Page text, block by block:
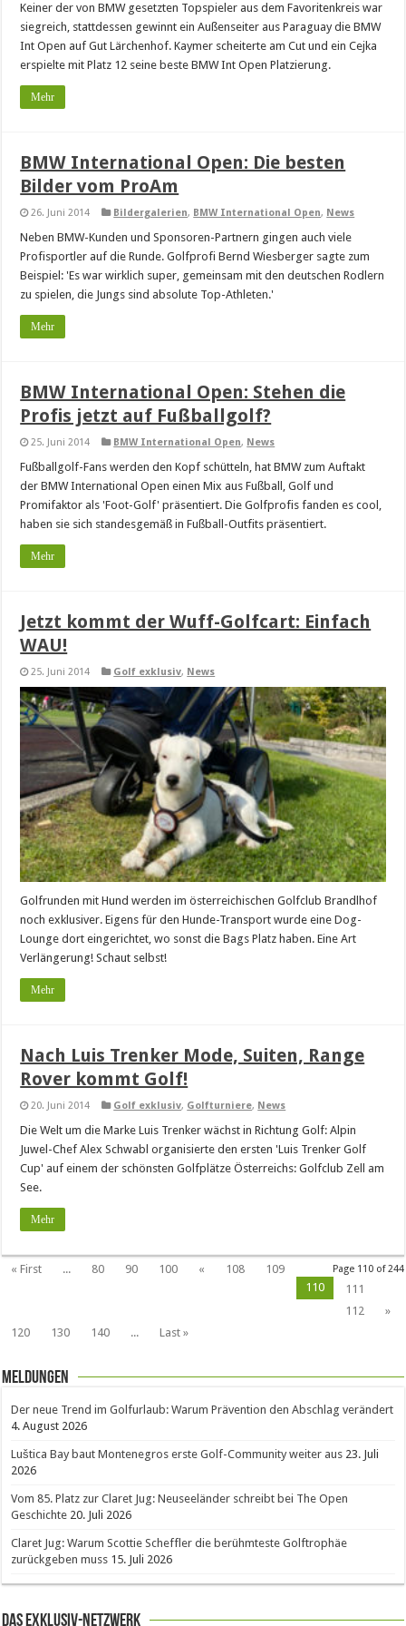
Keiner der von BMW gesetzten Topspieler aus dem Favoritenkreis war
siegreich, stattdessen gewinnt ein Außenseiter aus Paraguay die BMW
Int Open auf Gut Lärchenhof. Kaymer scheiterte am Cut und ein Cejka
erspielte mit Platz 12 seine beste BMW Int Open Platzierung.
Mehr
BMW International Open: Die besten
Bilder vom ProAm
26. Juni 2014 Bildergalerien, BMW International Open, News
Neben BMW-Kunden und Sponsoren-Partnern gingen auch viele
Profisportler auf die Runde. Golfprofi Bernd Wiesberger sagte zum
Beispiel: 'Es war wirklich super, gemeinsam mit den deutschen Rodlern
zu spielen, die Jungs sind absolute Top-Athleten.'
Mehr
BMW International Open: Stehen die
Profis jetzt auf Fußballgolf?
25. Juni 2014 BMW International Open, News
Fußballgolf-Fans werden den Kopf schütteln, hat BMW zum Auftakt
der BMW International Open einen Mix aus Fußball, Golf und
Promifaktor als 'Foot-Golf' präsentiert. Die Golfprofis fanden es cool,
haben sie sich standesgemäß in Fußball-Outfits präsentiert.
Mehr
Jetzt kommt der Wuff-Golfcart: Einfach
WAU!
25. Juni 2014 Golf exklusiv, News
Golfrunden mit Hund werden im österreichischen Golfclub Brandlhof
noch exklusiver. Eigens für den Hunde-Transport wurde eine Dog-
Lounge dort eingerichtet, wo sonst die Bags Platz haben. Eine Art
Verlängerung! Schaut selbst!
Mehr
Nach Luis Trenker Mode, Suiten, Range
Rover kommt Golf!
20. Juni 2014 Golf exklusiv, Golfturniere, News
Die Welt um die Marke Luis Trenker wächst in Richtung Golf: Alpin
Juwel-Chef Alex Schwabl organisierte den ersten 'Luis Trenker Golf
Cup' auf einem der schönsten Golfplätze Österreichs: Golfclub Zell am
See.
Mehr
Page 110 of 244
« First ... 80 90 100 « 108
109
110
111
112
»
120
130 140 ... Last »
Meldungen
Der neue Trend im Golfurlaub: Warum Prävention den Abschlag verändert
4. August 2026
Luštica Bay baut Montenegros erste Golf-Community weiter aus 23. Juli
2026
Vom 85. Platz zur Claret Jug: Neuseeländer schreibt bei The Open
Geschichte 20. Juli 2026
Claret Jug: Warum Scottie Scheffler die berühmteste Golftrophäe
zurückgeben muss 15. Juli 2026
Das Exklusiv-Netzwerk